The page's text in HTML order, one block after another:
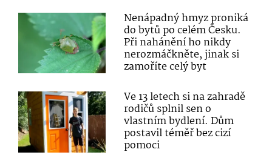
Nenápadný hmyz proniká
do bytů po celém Česku.
Při nahánění ho nikdy
nerozmáčkněte, jinak si
zamoříte celý byt
Ve 13 letech si na zahradě
rodičů splnil sen o
vlastním bydlení. Dům
postavil téměř bez cizí
pomoci